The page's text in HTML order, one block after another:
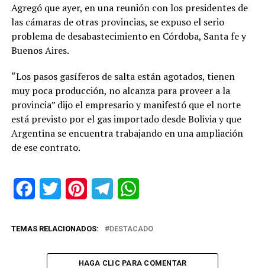
Agregó que ayer, en una reunión con los presidentes de
las cámaras de otras provincias, se expuso el serio
problema de desabastecimiento en Córdoba, Santa fe y
Buenos Aires.
“Los pasos gasíferos de salta están agotados, tienen
muy poca producción, no alcanza para proveer a la
provincia” dijo el empresario y manifestó que el norte
está previsto por el gas importado desde Bolivia y que
Argentina se encuentra trabajando en una ampliación
de ese contrato.
FacebookTwitter PinterestTelegram
TEMAS RELACIONADOS: DESTACADO
HAGA CLIC PARA COMENTAR